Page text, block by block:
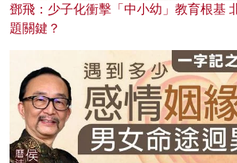
鄧飛：少子化衝擊「中小幼」教育根基
題關鍵？